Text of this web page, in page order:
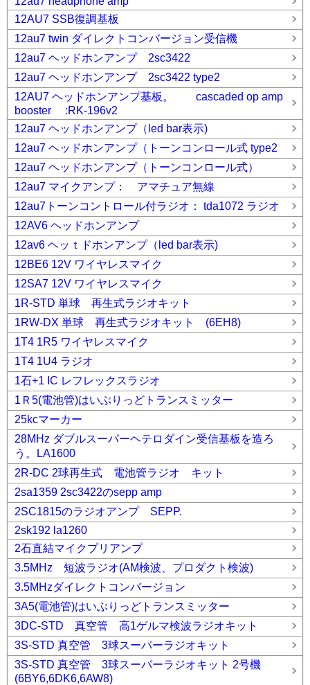
12AU7 SSB復調基板
12au7 twin ダイレクトコンバージョン受信機
12au7 ヘッドホンアンプ 2sc3422
12au7 ヘッドホンアンプ 2sc3422 type2
12AU7 ヘッドホンアンプ基板。 cascaded op amp
booster :RK-196v2
12au7 ヘッドホンアンプ（led bar表示)
12au7 ヘッドホンアンプ（トーンコンロール式 type2
12au7 ヘッドホンアンプ（トーンコンロール式）
12au7 マイクアンプ： アマチュア無線
12au7トーンコントロール付ラジオ： tda1072 ラジオ
12AV6 ヘッドホンアンプ
12av6 ヘッｔドホンアンプ（led bar表示)
12BE6 12V ワイヤレスマイク
12SA7 12V ワイヤレスマイク
1R-STD 単球 再生式ラジオキット
1RW-DX 単球 再生式ラジオキット (6EH8)
1T4 1R5 ワイヤレスマイク
1T4 1U4 ラジオ
1石+1 IC レフレックスラジオ
1Ｒ5(電池管)はいぶりっどトランスミッター
25kcマーカー
28MHz ダブルスーパーヘテロダイン受信基板を造ろ
う。LA1600
2R-DC 2球再生式 電池管ラジオ キット
2sa1359 2sc3422のsepp amp
2SC1815のラジオアンプ SEPP.
2sk192 la1260
2石直結マイクプリアンプ
3.5MHz 短波ラジオ(AM検波、プロダクト検波)
3.5MHzダイレクトコンバージョン
3A5(電池管)はいぶりっどトランスミッター
3DC-STD 真空管 高1ゲルマ検波ラジオキット
3S-STD 真空管 3球スーパーラジオキット
3S-STD 真空管 3球スーパーラジオキット 2号機
(6BY6,6DK6,6AW8)